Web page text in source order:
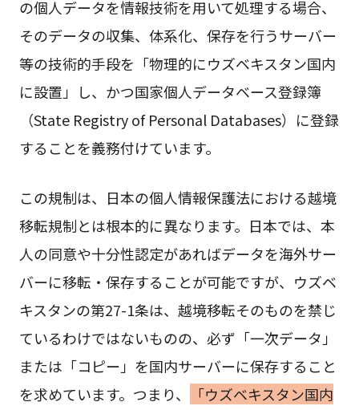
の個人データを情報技術を用いて処理する場合、
そのデータの収集、体系化、保存を行うサーバー
等の技術的手段を「物理的にウズベキスタン国内
に設置」し、かつ国家個人データベース登録簿
（State Registry of Personal Databases）に登録
することを義務付けています。
この規制は、日本の個人情報保護法における越境
移転規制とは根本的に異なります。日本では、本
人の同意や十分性認定があればデータを海外サー
バーに移転・保存することが可能ですが、ウズベ
キスタンの第27-1条は、越境移転そのものを禁じ
ているわけではないものの、必ず「一次データ」
または「コピー」を国内サーバーに保存すること
を求めています。つまり、
「ウズベキスタン国内